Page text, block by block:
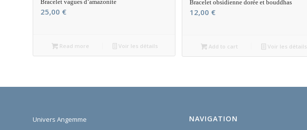
Bracelet vagues d’amazonite
25,00 €
Read more Voir les détails
Bracelet obsidienne dorée et bouddhas
12,00 €
Add to cart Voir les détails
Univers Angemme NAVIGATION